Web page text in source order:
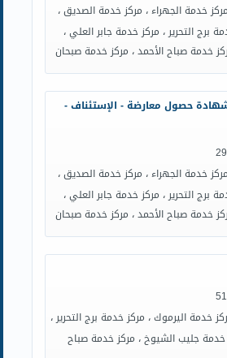
خدمة الجهراء ، مركز خدمة الصديق ،
برج التحرير ، مركز خدمة جابر العلي ،
خدمة صباح الأحمد ، مركز خدمة صبحان
حصول معارضة - الإستئناف -
خدمة الجهراء ، مركز خدمة الصديق ،
برج التحرير ، مركز خدمة جابر العلي ،
خدمة صباح الأحمد ، مركز خدمة صبحان
خدمة اليرموك ، مركز خدمة برج التحرير ،
خدمة جليب الشيوخ ، مركز خدمة صباح